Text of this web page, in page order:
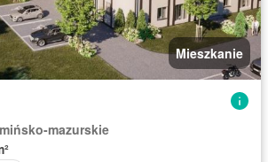
Mieszkanie
mazurskie